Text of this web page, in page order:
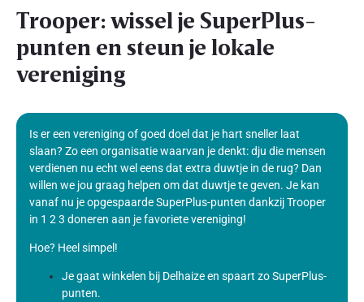
Trooper: wissel je SuperPlus-
punten en steun je lokale
vereniging
Is er een vereniging of goed doel dat je hart sneller laat
slaan? Zo een organisatie waarvan je denkt: dju die mensen
verdienen nu echt wel eens dat extra duwtje in de rug? Dan
willen we jou graag helpen om dat duwtje te geven. Je kan
vanaf nu je opgespaarde SuperPlus-punten dankzij Trooper
in 1 2 3 doneren aan je favoriete vereniging!
Hoe? Heel simpel!
Je gaat winkelen bij Delhaize en spaart zo SuperPlus-
punten.